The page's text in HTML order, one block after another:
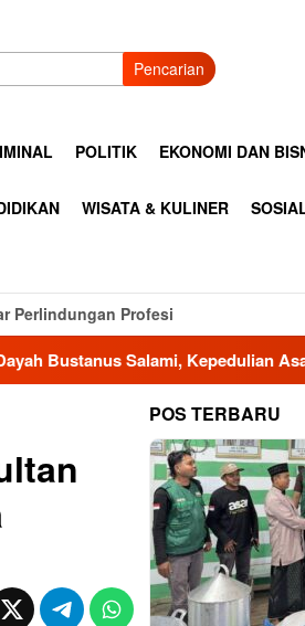
Pencarian
POLITIK EKONOMI DAN
WISATA & KULINER
Perlindungan Profesi
Asar Humanity dan
POS TERBARU